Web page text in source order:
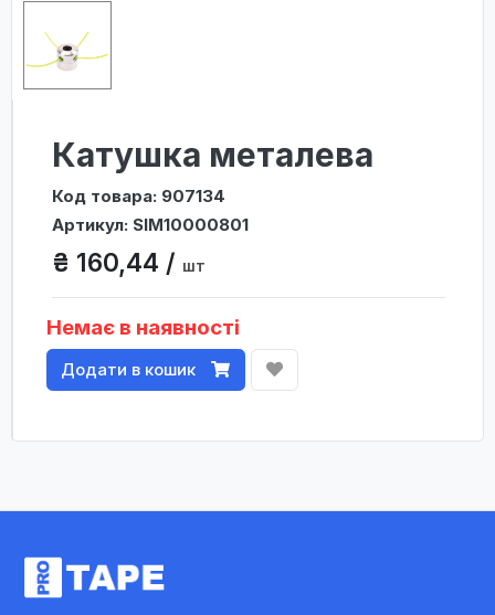
Катушка металева
Код товара: 907134
Артикул: SIM10000801
₴ 160,44 / шт
Немає в наявності
Додати в кошик